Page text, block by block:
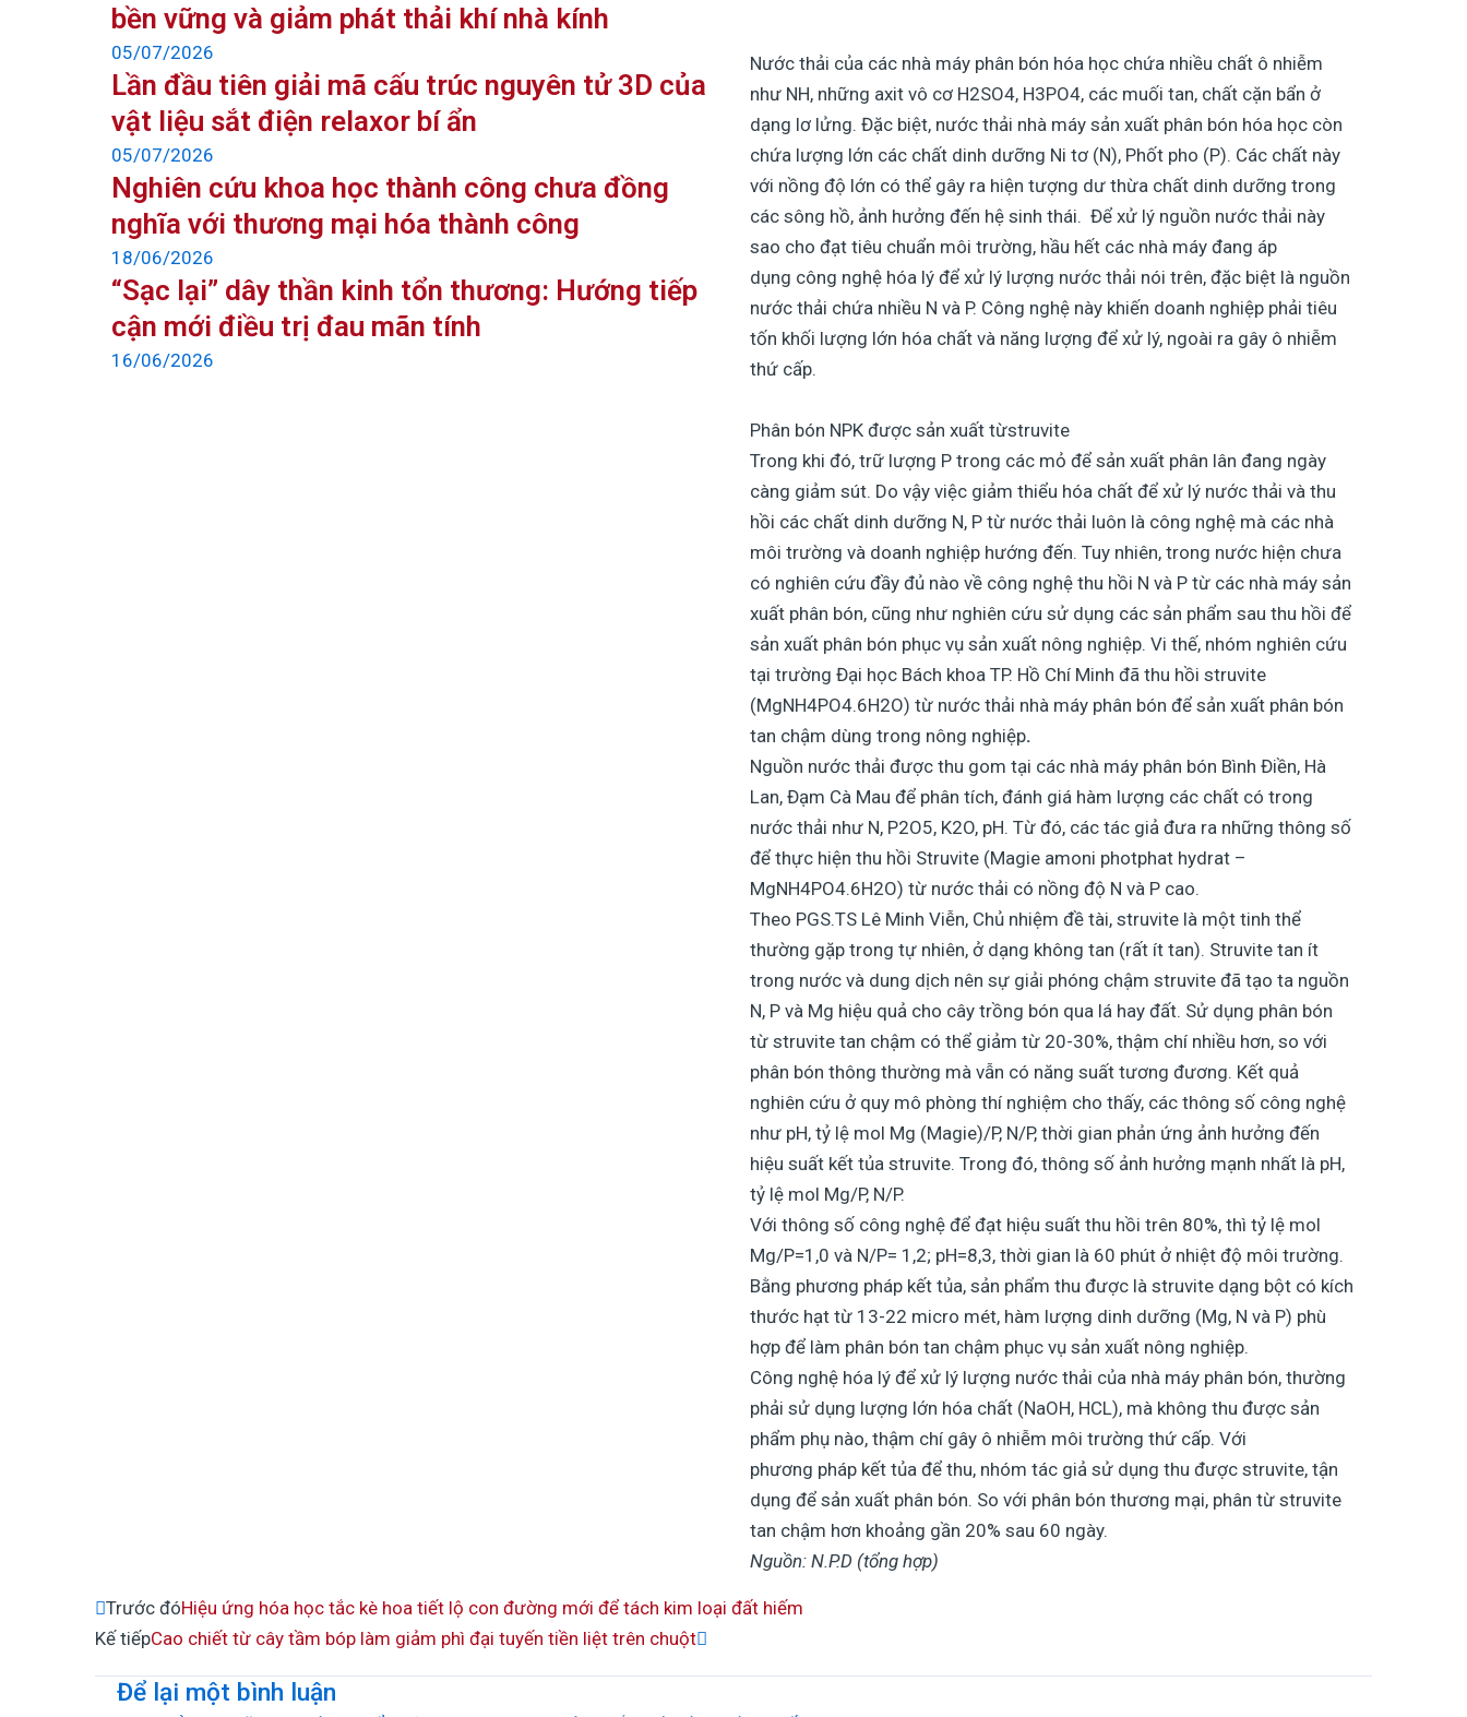
bền vững và giảm phát thải khí nhà kính
05/07/2026
Lần đầu tiên giải mã cấu trúc nguyên tử 3D của
vật liệu sắt điện relaxor bí ẩn
05/07/2026
Nghiên cứu khoa học thành công chưa đồng
nghĩa với thương mại hóa thành công
18/06/2026
“Sạc lại” dây thần kinh tổn thương: Hướng tiếp
cận mới điều trị đau mãn tính
16/06/2026
Nước thải của các nhà máy phân bón hóa học chứa nhiều chất ô nhiễm
như NH, những axit vô cơ H2SO4, H3PO4, các muối tan, chất cặn bẩn ở
dạng lơ lửng. Đặc biệt, nước thải nhà máy sản xuất phân bón hóa học còn
chứa lượng lớn các chất dinh dưỡng Ni tơ (N), Phốt pho (P). Các chất này
với nồng độ lớn có thể gây ra hiện tượng dư thừa chất dinh dưỡng trong
các sông hồ, ảnh hưởng đến hệ sinh thái. Để xử lý nguồn nước thải này
sao cho đạt tiêu chuẩn môi trường, hầu hết các nhà máy đang áp
dụng công nghệ hóa lý để xử lý lượng nước thải nói trên, đặc biệt là nguồn
nước thải chứa nhiều N và P. Công nghệ này khiến doanh nghiệp phải tiêu
tốn khối lượng lớn hóa chất và năng lượng để xử lý, ngoài ra gây ô nhiễm
thứ cấp.
Phân bón NPK được sản xuất từstruvite
Trong khi đó, trữ lượng P trong các mỏ để sản xuất phân lân đang ngày
càng giảm sút. Do vậy việc giảm thiểu hóa chất để xử lý nước thải và thu
hồi các chất dinh dưỡng N, P từ nước thải luôn là công nghệ mà các nhà
môi trường và doanh nghiệp hướng đến. Tuy nhiên, trong nước hiện chưa
có nghiên cứu đầy đủ nào về công nghệ thu hồi N và P từ các nhà máy sản
xuất phân bón, cũng như nghiên cứu sử dụng các sản phẩm sau thu hồi để
sản xuất phân bón phục vụ sản xuất nông nghiệp. Vi thế, nhóm nghiên cứu
tại trường Đại học Bách khoa TP. Hồ Chí Minh đã thu hồi struvite
(MgNH4PO4.6H2O) từ nước thải nhà máy phân bón để sản xuất phân bón
tan chậm dùng trong nông nghiệp.
Nguồn nước thải được thu gom tại các nhà máy phân bón Bình Điền, Hà
Lan, Đạm Cà Mau để phân tích, đánh giá hàm lượng các chất có trong
nước thải như N, P2O5, K2O, pH. Từ đó, các tác giả đưa ra những thông số
để thực hiện thu hồi Struvite (Magie amoni photphat hydrat –
MgNH4PO4.6H2O) từ nước thải có nồng độ N và P cao.
Theo PGS.TS Lê Minh Viễn, Chủ nhiệm đề tài, struvite là một tinh thể
thường gặp trong tự nhiên, ở dạng không tan (rất ít tan). Struvite tan ít
trong nước và dung dịch nên sự giải phóng chậm struvite đã tạo ta nguồn
N, P và Mg hiệu quả cho cây trồng bón qua lá hay đất. Sử dụng phân bón
từ struvite tan chậm có thể giảm từ 20-30%, thậm chí nhiều hơn, so với
phân bón thông thường mà vẫn có năng suất tương đương. Kết quả
nghiên cứu ở quy mô phòng thí nghiệm cho thấy, các thông số công nghệ
như pH, tỷ lệ mol Mg (Magie)/P, N/P, thời gian phản ứng ảnh hưởng đến
hiệu suất kết tủa struvite. Trong đó, thông số ảnh hưởng mạnh nhất là pH,
tỷ lệ mol Mg/P, N/P.
Với thông số công nghệ để đạt hiệu suất thu hồi trên 80%, thì tỷ lệ mol
Mg/P=1,0 và N/P= 1,2; pH=8,3, thời gian là 60 phút ở nhiệt độ môi trường.
Bằng phương pháp kết tủa, sản phẩm thu được là struvite dạng bột có kích
thước hạt từ 13-22 micro mét, hàm lượng dinh dưỡng (Mg, N và P) phù
hợp để làm phân bón tan chậm phục vụ sản xuất nông nghiệp.
Công nghệ hóa lý để xử lý lượng nước thải của nhà máy phân bón, thường
phải sử dụng lượng lớn hóa chất (NaOH, HCL), mà không thu được sản
phẩm phụ nào, thậm chí gây ô nhiễm môi trường thứ cấp. Với
phương pháp kết tủa để thu, nhóm tác giả sử dụng thu được struvite, tận
dụng để sản xuất phân bón. So với phân bón thương mại, phân từ struvite
tan chậm hơn khoảng gần 20% sau 60 ngày.
Nguồn: N.P.D (tổng hợp)
Prev
Trước đóHiệu ứng hóa học tắc kè hoa tiết lộ con đường mới để tách kim loại đất hiếm
Kế tiếpCao chiết từ cây tầm bóp làm giảm phì đại tuyến tiền liệt trên chuột
Next
Để lại một bình luận